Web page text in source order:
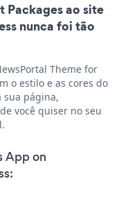
ao site
nunca foi tão
Theme for
o estilo e as cores do
sua página,
você quiser no seu
App on